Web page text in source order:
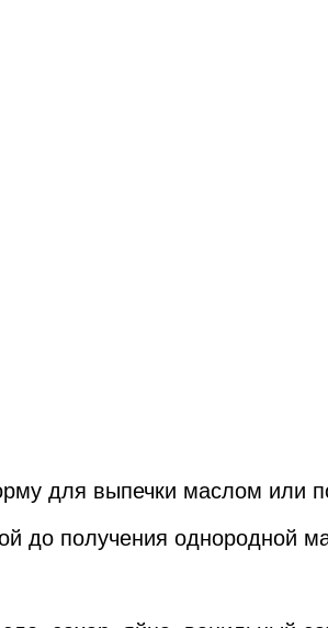
для выпечки маслом или
до получения однородной